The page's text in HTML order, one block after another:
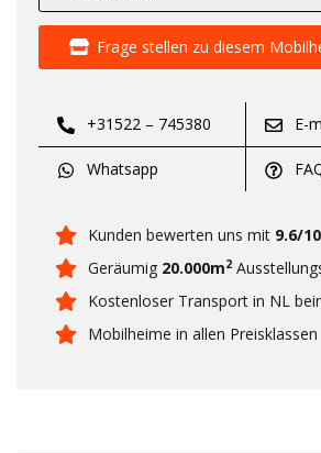
Frage stellen zu diesem
+31522 – 745380 E-
Whatsapp
Kunden bewerten uns mit 9.6/10
Geräumig 20.000m2
Kostenloser Transport in NL
Mobilheime in allen Preisklassen